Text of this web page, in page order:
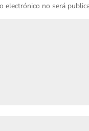
electrónico no será